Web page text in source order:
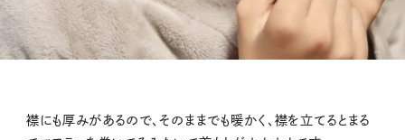
襟にも厚みがあるので、そのままでも暖かく、襟を立てるとまる